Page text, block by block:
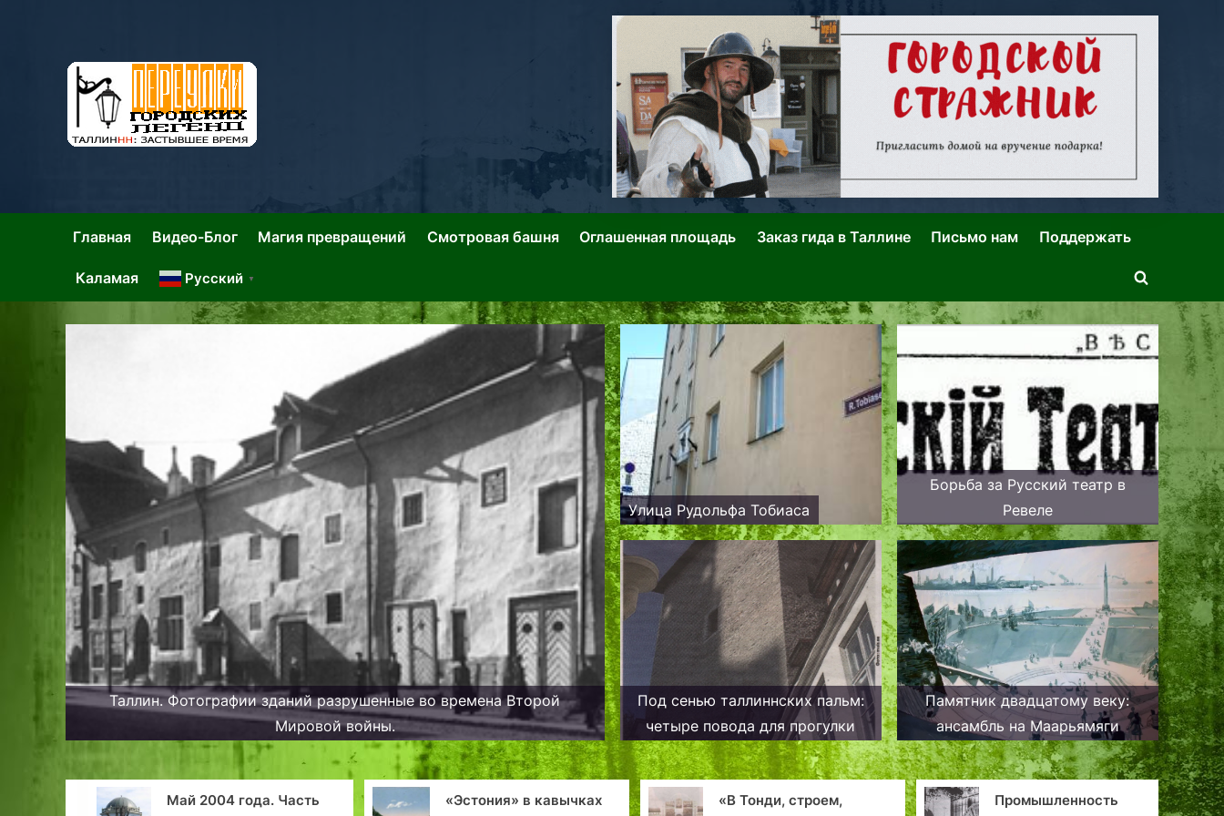
Таллин: Переулки Городских Легенд
Главная Видео-Блог Магия превращений Смотровая башня Оглашенная площадь Заказ гида в Таллине Письмо нам Поддержать
Каламая Русский ▼
Toggle
search
form
Таллин. Фотографии зданий разрушенные во времена Второй
Мировой войны.
Улица Рудольфа Тобиаса
Борьба за Русский театр в
Ревеле
Под сенью таллиннских пальм:
четыре повода для прогулки
Памятник двадцатому веку:
ансамбль на Маарьямяги
Май 2004 года. Часть
«Эстония» в кавычках
«В Тонди, строем,
Промышленность
Доктор